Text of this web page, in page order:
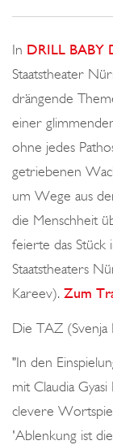
In DRILL BABY
Staatstheater
drängende
einer
ohne jedes
getriebenen
um Wege aus
die Menschheit
feierte das Stück
Staatstheaters
Kareev). Zum
Die TAZ
"In den
mit Claudia
clevere
'Ablenkung ist